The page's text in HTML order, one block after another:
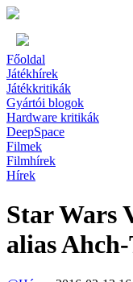
Főoldal
Játékhírek
Játékkritikák
Gyártói blogok
Hardware kritikák
DeepSpace
Filmek
Filmhírek
Hírek
Star Wars
alias Ahch-